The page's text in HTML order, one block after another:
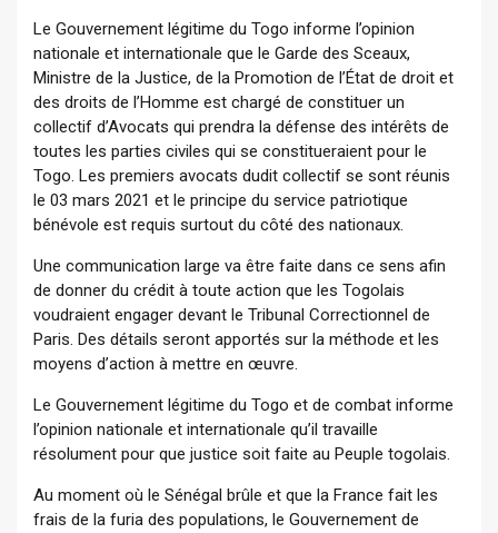
Le Gouvernement légitime du Togo informe l’opinion
nationale et internationale que le Garde des Sceaux,
Ministre de la Justice, de la Promotion de l’État de droit et
des droits de l’Homme est chargé de constituer un
collectif d’Avocats qui prendra la défense des intérêts de
toutes les parties civiles qui se constitueraient pour le
Togo. Les premiers avocats dudit collectif se sont réunis
le 03 mars 2021 et le principe du service patriotique
bénévole est requis surtout du côté des nationaux.
Une communication large va être faite dans ce sens afin
de donner du crédit à toute action que les Togolais
voudraient engager devant le Tribunal Correctionnel de
Paris. Des détails seront apportés sur la méthode et les
moyens d’action à mettre en œuvre.
Le Gouvernement légitime du Togo et de combat informe
l’opinion nationale et internationale qu’il travaille
résolument pour que justice soit faite au Peuple togolais.
Au moment où le Sénégal brûle et que la France fait les
frais de la furia des populations, le Gouvernement de